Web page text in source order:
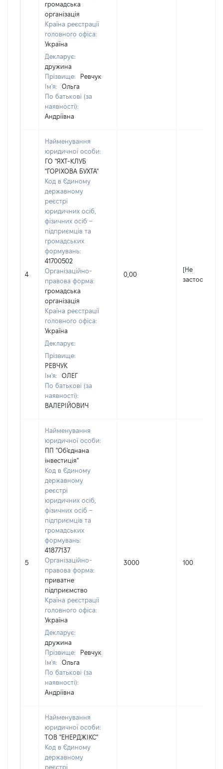
громадська
організація
Країна реєстрації
головного офіса:
Україна
Декларує:
дружина
Прізвище:
Ревчук
Ім'я:
Ольга
По батькові (за
наявності):
Андріївна
4
Найменування
юридичної особи:
ГО "ЯХТ-КЛУБ
"ГОРІХОВА БУХТА"
Код в Єдиному
державному
реєстрі
юридичних осіб,
фізичних осіб –
підприємців та
громадських
формувань:
41700502
Організаційно-
правова форма:
громадська
організація
Країна реєстрації
головного офіса:
Україна
Декларує:
Прізвище:
РЕВЧУК
Ім'я:
ОЛЕГ
По батькові (за
наявності):
ВАЛЕРІЙОВИЧ
0,00
[Не
5
Найменування
юридичної особи:
ПП "Об'єднана
інвестиція"
Код в Єдиному
державному
реєстрі
юридичних осіб,
фізичних осіб –
підприємців та
громадських
формувань:
41877137
Організаційно-
правова форма:
приватне
підприємство
Країна реєстрації
головного офіса:
Україна
Декларує:
дружина
Прізвище:
Ревчук
Ім'я:
Ольга
По батькові (за
наявності):
Андріївна
3000 100
Найменування
юридичної особи:
ТОВ "ЕНЕРДЖІКС"
Код в Єдиному
державному
реєстрі